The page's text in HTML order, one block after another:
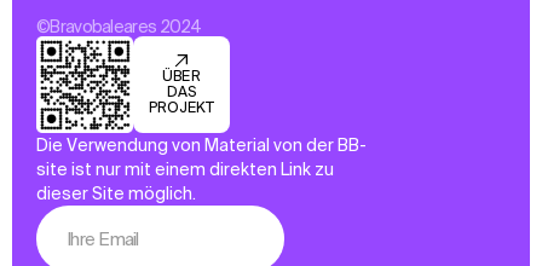
©Bravobaleares 2024
ÜBER
DAS
PROJEKT
Die Verwendung von Material von der BB-
site ist nur mit einem direkten Link zu
dieser Site möglich.